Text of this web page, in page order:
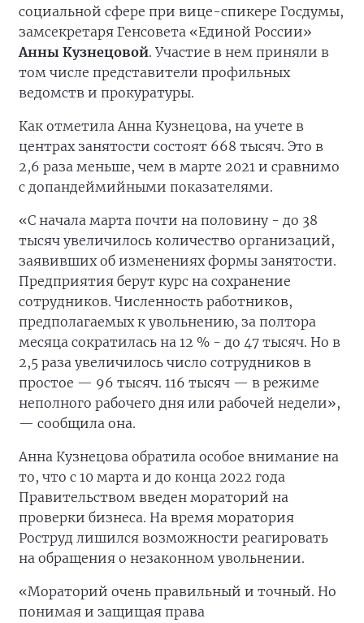
социальной сфере при вице-спикере Госдумы,
замсекретаря Генсовета «Единой России»
Анны Кузнецовой. Участие в нем приняли в
том числе представители профильных
ведомств и прокуратуры.
Как отметила Анна Кузнецова, на учете в
центрах занятости состоят 668 тысяч. Это в
2,6 раза меньше, чем в марте 2021 и сравнимо
с допандеймийными показателями.
«С начала марта почти на половину - до 38
тысяч увеличилось количество организаций,
заявивших об изменениях формы занятости.
Предприятия берут курс на сохранение
сотрудников. Численность работников,
предполагаемых к увольнению, за полтора
месяца сократилась на 12 % - до 47 тысяч. Но в
2,5 раза увеличилось число сотрудников в
простое — 96 тысяч. 116 тысяч — в режиме
неполного рабочего дня или рабочей недели»,
— сообщила она.
Анна Кузнецова обратила особое внимание на
то, что с 10 марта и до конца 2022 года
Правительством введен мораторий нa
проверки бизнеса. Нa время моратория
Роструд лишился возможности реагировать
на обращения о незаконном увольнении.
«Мораторий очень правильный и точный. Но
понимая и защищая права